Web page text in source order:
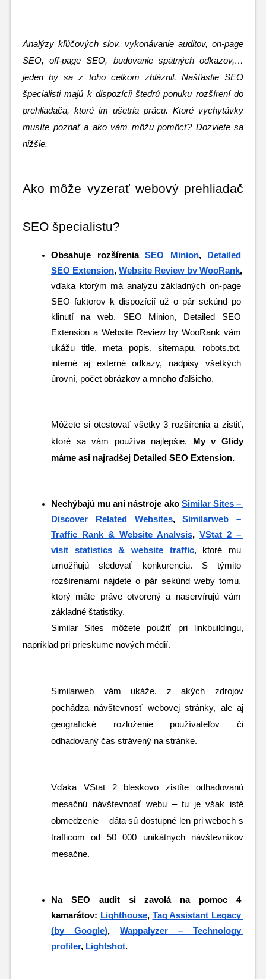
Analýzy kľúčových slov, vykonávanie auditov, on-page
SEO, off-page SEO, budovanie spätných odkazov,…
jeden by sa z toho celkom zbláznil. Našťastie SEO
špecialisti majú k dispozícii štedrú ponuku rozšírení do
prehliadača, ktoré im ušetria prácu. Ktoré vychytávky
musíte poznať a ako vám môžu pomôcť? Dozviete sa
nižšie.
Ako môže vyzerať webový prehliadač
SEO špecialistu?
Obsahuje rozšírenia SEO Minion, Detailed
SEO Extension, Website Review by WooRank,
vďaka ktorým má analýzu základných on-page
SEO faktorov k dispozícií už o pár sekúnd po
klinutí na web. SEO Minion, Detailed SEO
Extension a Website Review by WooRank vám
ukážu title, meta popis, sitemapu, robots.txt,
interné aj externé odkazy, nadpisy všetkých
úrovní, počet obrázkov a mnoho ďalšieho.
Môžete si otestovať všetky 3 rozšírenia a zistiť,
ktoré sa vám používa najlepšie. My v Glidy
máme asi najradšej Detailed SEO Extension.
Nechýbajú mu ani nástroje ako Similar Sites –
Discover Related Websites, Similarweb –
Traffic Rank & Website Analysis, VStat 2 –
visit statistics & website traffic, ktoré mu
umožňujú sledovať konkurenciu. S týmito
rozšíreniami nájdete o pár sekúnd weby tomu,
ktorý máte práve otvorený a naservírujú vám
základné štatistiky.
Similar Sites môžete použiť pri linkbuildingu,
napríklad pri prieskume nových médií.
Similarweb vám ukáže, z akých zdrojov
pochádza návštevnosť webovej stránky, ale aj
geografické rozloženie používateľov či
odhadovaný čas strávený na stránke.
Vďaka VStat 2 bleskovo zistíte odhadovanú
mesačnú návštevnosť webu – tu je však isté
obmedzenie – dáta sú dostupné len pri weboch s
trafficom od 50 000 unikátnych návštevníkov
mesačne.
Na SEO audit si zavolá na pomoc 4
kamarátov: Lighthouse, Tag Assistant Legacy
(by Google), Wappalyzer – Technology
profiler, Lightshot.